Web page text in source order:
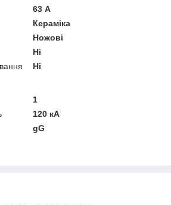
63 А
Кераміка
Ножові
Ні
Ні
1
120 кА
gG